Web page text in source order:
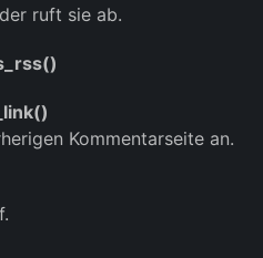
ruft sie ab.
Kommentarseite an.